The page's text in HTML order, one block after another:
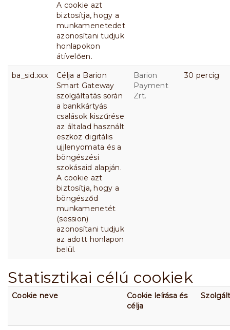
A cookie azt
biztosítja, hogy a
munkamenetedet
azonosítani tudjuk
honlapokon
átívelően.
ba_sid.xxx
Célja a Barion
Smart Gateway
szolgáltatás során
a bankkártyás
csalások kiszűrése
az általad használt
eszköz digitális
ujjlenyomata és a
böngészési
szokásaid alapján.
A cookie azt
biztosítja, hogy a
böngésződ
munkamenetét
(session)
azonosítani tudjuk
az adott honlapon
belül.
Barion
Payment
Zrt.
30 percig
Statisztikai célú cookiek
Cookie neve
Cookie leírása és
célja